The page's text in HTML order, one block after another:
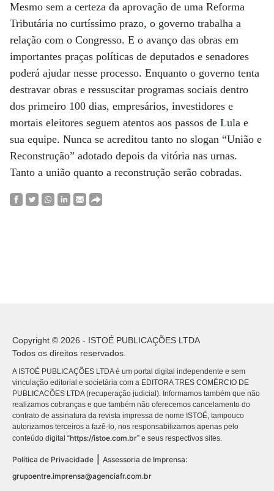
Mesmo sem a certeza da aprovação de uma Reforma
Tributária no curtíssimo prazo, o governo trabalha a
relação com o Congresso. E o avanço das obras em
importantes praças políticas de deputados e senadores
poderá ajudar nesse processo. Enquanto o governo tenta
destravar obras e ressuscitar programas sociais dentro
dos primeiro 100 dias, empresários, investidores e
mortais eleitores seguem atentos aos passos de Lula e
sua equipe. Nunca se acreditou tanto no slogan “União e
Reconstrução” adotado depois da vitória nas urnas.
Tanto a união quanto a reconstrução serão cobradas.
Copyright © 2026 - ISTOÉ PUBLICAÇÕES LTDA
Todos os direitos reservados.
A ISTOÉ PUBLICAÇÕES LTDA é um portal digital independente e sem
vinculação editorial e societária com a EDITORA TRES COMÉRCIO DE
PUBLICACÕES LTDA (recuperação judicial). Informamos também que não
realizamos cobranças e que também não oferecemos cancelamento do
contrato de assinatura da revista impressa de nome ISTOÉ, tampouco
autorizamos terceiros a fazê-lo, nos responsabilizamos apenas pelo
conteúdo digital “https://istoe.com.br” e seus respectivos sites.
Política de Privacidade
Assessoria de Imprensa:
grupoentre.imprensa@agenciafr.com.br